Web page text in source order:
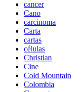
cancer
Cano
carcinoma
Carta
cartas
células
Christian
Cine
Cold Mountain
Colombia